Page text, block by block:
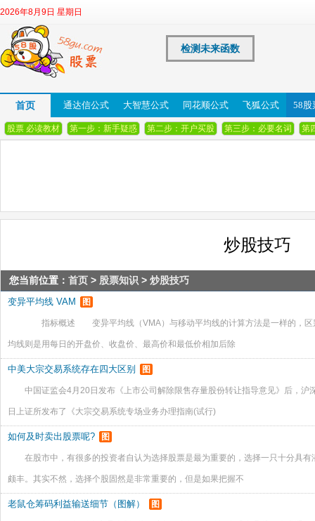
2026年8月9日 星期日
检测未来函数
首页 通达信公式 大智慧公式 同花顺公式 飞狐公式 58股
股票 必读教材 第一步：新手疑惑 第二步：开户买股 第三步：必要名词 第
炒股技巧
您当前位置： 首页 > 股票知识 > 炒股技巧
变异平均线 VAM 图
指标概述 变异平均线（VMA）与移动平均线的计算方法是一样的，区
均线则是用每日的开盘价、收盘价、最高价和最低价相加后除
中美大宗交易系统存在四大区别 图
中国证监会4月20日发布《上市公司解除限售存量股份转让指导意见》后，
日上证所发布了《大宗交易系统专场业务办理指南(试行)
如何及时卖出股票呢? 图
在股市中，有很多的投资者自认为选择股票是最为重要的，选择一只十分具
颇丰。其实不然，选择个股固然是非常重要的，但是如果把握不
老鼠仓筹码利益输送细节（图解） 图